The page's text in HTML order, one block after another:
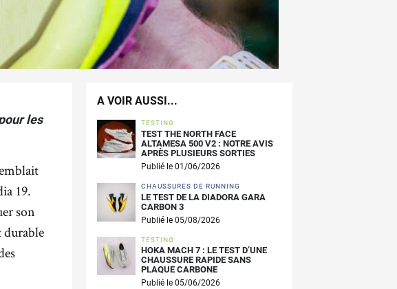
les
19.
son
A VOIR AUSSI...
TESTING
TEST THE NORTH FACE
ALTAMESA 500 V2 : NOTRE AVIS
APRÈS PLUSIEURS SORTIES
Publié le 01/06/2026
CHAUSSURES DE RUNNING
LE TEST DE LA DIADORA GARA
CARBON 3
Publié le 05/08/2026
TESTING
HOKA MACH 7 : LE TEST D’UNE
CHAUSSURE RAPIDE SANS
PLAQUE CARBONE
Publié le 05/06/2026